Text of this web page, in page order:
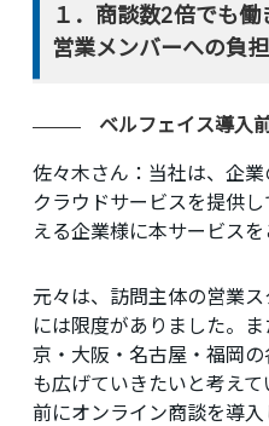
１．商談数2倍でも働
営業メンバーへの負
ベルフェイス導入
佐々木さん： 当社は、企
クラウドサービスを提供
える企業様に本サービスを
元々は、訪問主体の営業
には限度がありました。
京・大阪・名古屋・福岡
も広げていきたいと考え
前にオンライン商談を導